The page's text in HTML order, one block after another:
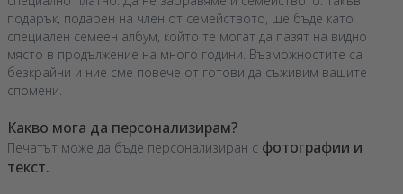
подарък, подарен на член от семейството, ще бъде като
специален семеен албум, който те могат да пазят на видно
място в продължение на много години. Възможностите са
безкрайни и ние сме повече от готови да съживим вашите
спомени.
Какво мога да персонализирам?
Печатът може да бъде персонализиран с фотографии и
текст.